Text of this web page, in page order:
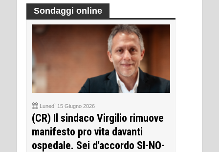
Sondaggi online
Lunedì 15 Giugno 2026
(CR) Il sindaco Virgilio rimuove
manifesto pro vita davanti
ospedale. Sei d'accordo SI-NO-